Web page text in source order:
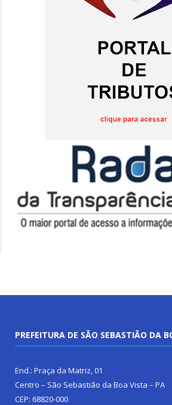
PREFEITURA DE SÃO SEBASTIÃO DA
End.: Praça da Matriz, 01
Centro – São Sebastião da Boa Vista – PA
CEP: 68820-000